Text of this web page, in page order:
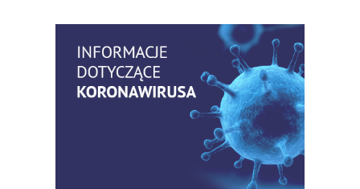
praktyki – aktualny konsensus ekspertów
w dostępie naczyniowym
Kategoria:Szkolenia
06
Zaproszenie na Ogólnopolską
Konferencję Naukową „Terminologia
w pielęgniarstwie – komunikacja,
standaryzacja, praktyka”